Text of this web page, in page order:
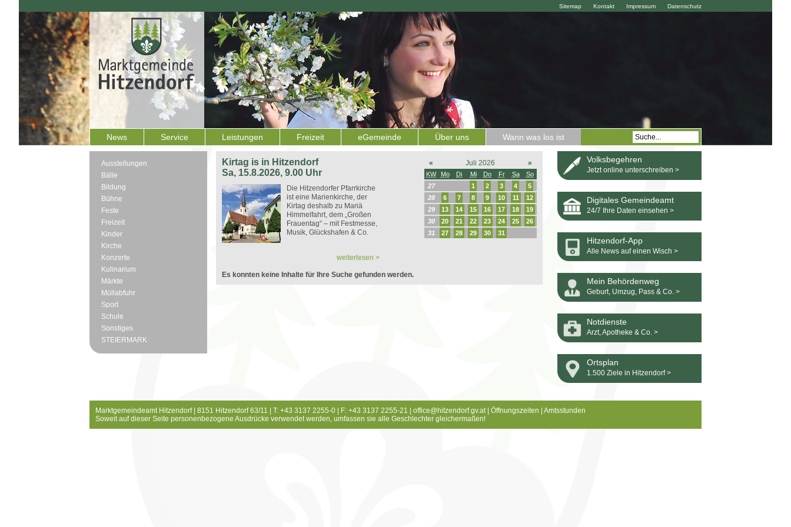
Datenschutz
Impressum
Kontakt
Sitemap
News Service Leistungen Freizeit eGemeinde Über uns Wann was los ist
Ausstellungen
Bälle
Bildung
Bühne
Feste
Freizeit
Kinder
Kirche
Konzerte
Kulinarium
Märkte
Müllabfuhr
Sport
Schule
Sonstiges
STEIERMARK
Kirtag is in Hitzendorf
Sa, 15.8.2026, 9.00 Uhr
Die Hitzendorfer Pfarrkirche
ist eine Marienkirche, der
Kirtag deshalb zu Mariä
Himmelfahrt, dem „Großen
Frauentag“ – mit Festmesse,
Musik, Glückshafen & Co.
weiterlesen >
« Juli 2026 »
KW Mo Di Mi Do Fr Sa
So
27
1 2 3 4
5
28
6 7 8 9 10 11
12
29
13 14 15 16 17 18
19
30
20 21 22 23 24 25
26
31
27 28 29 30 31
Es konnten keine Inhalte für Ihre Suche gefunden werden.
Volksbegehren
Jetzt online unterschreiben >
Digitales Gemeindeamt
24/7 Ihre Daten einsehen >
Hitzendorf-App
Alle News auf einen Wisch >
Mein Behördenweg
Geburt, Umzug, Pass & Co. >
Notdienste
Arzt, Apotheke & Co. >
Ortsplan
1.500 Ziele in Hitzendorf >
Marktgemeindeamt Hitzendorf | 8151 Hitzendorf 63/11 | T: +43 3137 2255-0 | F: +43 3137 2255-21 | office@hitzendorf.gv.at| Öffnungszeiten
Amtsstunden
Soweit auf dieser Seite personenbezogene Ausdrücke verwendet werden, umfassen sie alle Geschlechter gleichermaßen!